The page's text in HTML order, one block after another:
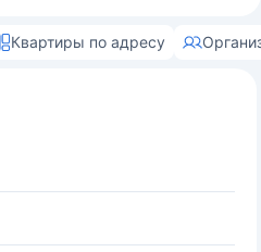
Квартиры по адресу